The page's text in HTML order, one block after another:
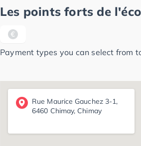
Les points forts de
Payment types you can select from
Rue Maurice Gauchez 3-1,
6460 Chimay, Chimay